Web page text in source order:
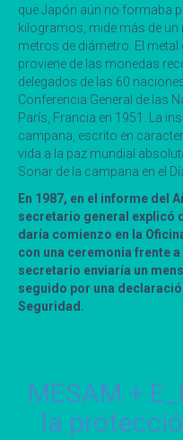
que Japón aún no formaba
kilogramos, mide más de un
metros de diámetro. El
proviene de las monedas
delegados de las 60
Conferencia General de las
París, Francia en 1951. La
campana, escrito en
vida a la paz mundial
Sonar de la campana en el
En 1987, en el informe del
secretario general explicó
daría comienzo en la
con una ceremonia frente a
secretario enviaría un
seguido por una
Seguridad.
MESAM +
la